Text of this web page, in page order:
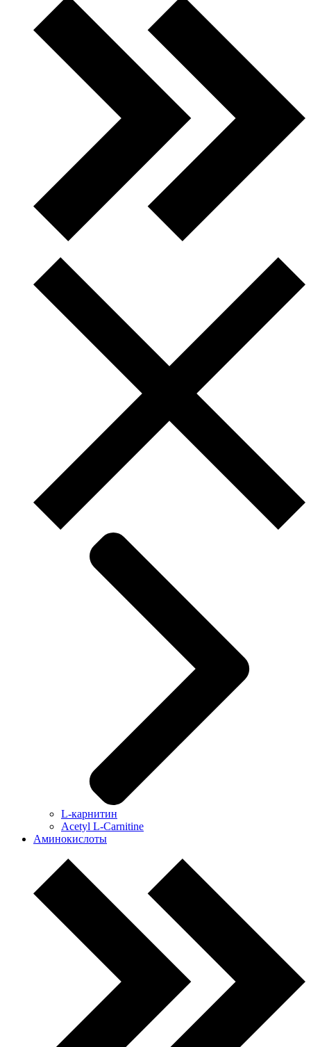
L-карнитин
Acetyl L-Carnitine
Аминокислоты